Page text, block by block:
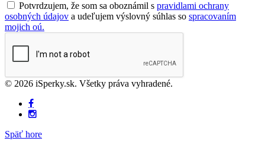
Potvrdzujem, že som sa oboznámil s pravidlami ochrany
osobných údajov a udeľujem výslovný súhlas so spracovaním
mojich oú.
© 2026 iSperky.sk. Všetky práva vyhradené.
Späť hore